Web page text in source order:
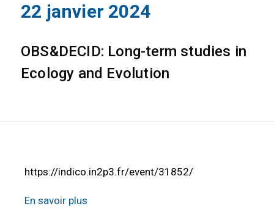
22 janvier 2024
OBS&DECID: Long-term studies in
Ecology and Evolution
https://indico.in2p3.fr/event/31852/
En savoir plus